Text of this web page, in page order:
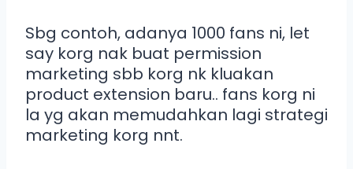
Sbg contoh, adanya 1000 fans ni, let
say korg nak buat permission
marketing sbb korg nk kluakan
product extension baru.. fans korg ni
la yg akan memudahkan lagi strategi
marketing korg nnt.